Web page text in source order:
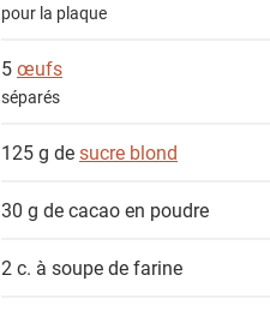
pour la plaque
5œufs
séparés
125 g desucre blond
30 g decacao en poudre
2 c. à soupe defarine